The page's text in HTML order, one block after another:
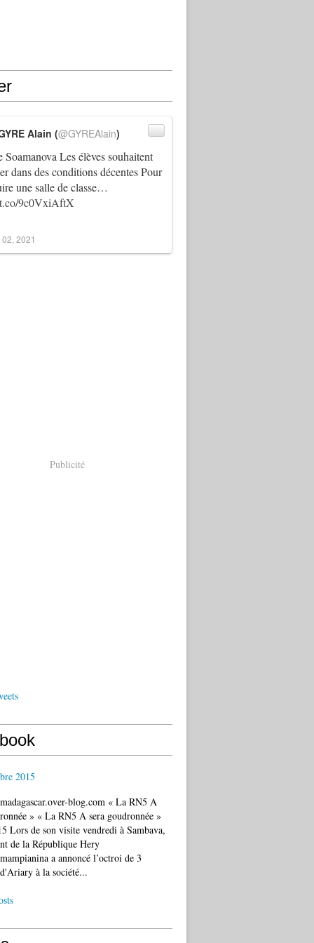
Soamanova Les élèves souhaitent
dans des conditions décentes Pour
une salle de classe…
9c0VxiAftX
Alain (@GYREAlain)
2021
Publicité
2015
blog.com « La RN5 A
» « La RN5 A sera goudronnée »
Lors de son visite vendredi à Sambava,
de la République Hery
a annoncé l’octroi de 3
à la société...